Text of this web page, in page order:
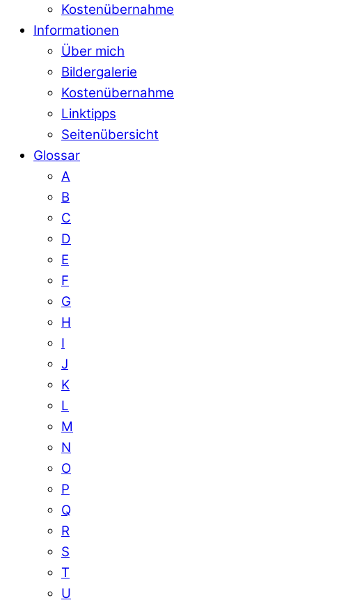
Kostenübernahme
Informationen
Über mich
Bildergalerie
Kostenübernahme
Linktipps
Seitenübersicht
Glossar
A
B
C
D
E
F
G
H
I
J
K
L
M
N
O
P
Q
R
S
T
U